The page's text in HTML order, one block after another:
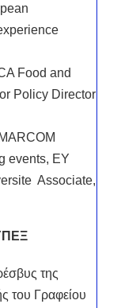
Food and
Policy Director
events, EY
Associate,
της
του Γραφείου